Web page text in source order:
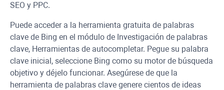
SEO y PPC.
Puede acceder a la herramienta gratuita de palabras
clave de Bing en el módulo de Investigación de palabras
clave, Herramientas de autocompletar. Pegue su palabra
clave inicial, seleccione Bing como su motor de búsqueda
objetivo y déjelo funcionar. Asegúrese de que la
herramienta de palabras clave genere cientos de ideas